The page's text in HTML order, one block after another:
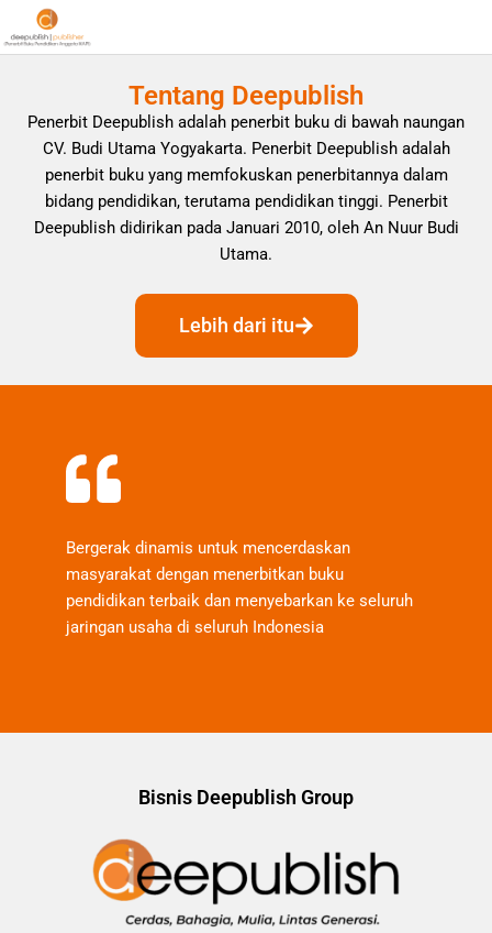
Tentang Deepublish
Penerbit Deepublish adalah penerbit buku di bawah naungan
CV. Budi Utama Yogyakarta. Penerbit Deepublish adalah
penerbit buku yang memfokuskan penerbitannya dalam
bidang pendidikan, terutama pendidikan tinggi. Penerbit
Deepublish didirikan pada Januari 2010, oleh An Nuur Budi
Utama.
Lebih dari itu
Bergerak dinamis untuk mencerdaskan
masyarakat dengan menerbitkan buku
pendidikan terbaik dan menyebarkan ke seluruh
jaringan usaha di seluruh Indonesia
Bisnis Deepublish Group